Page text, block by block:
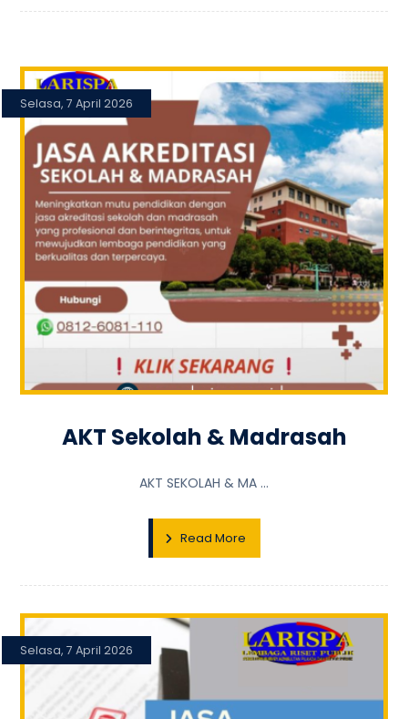
AKT Sekolah & Madrasah
Selasa, 7 April 2026
AKT SEKOLAH & MA ...
Read More
Selasa, 7 April 2026